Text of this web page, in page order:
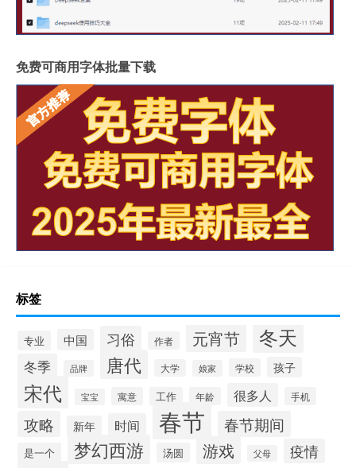
免费可商用字体批量下载
标签
专业 中国 习俗 作者 元宵节 冬天
冬季 品牌 唐代 大学 娘家 学校 孩子
宋代 宝宝 寓意 工作 年龄 很多人 手机
攻略 新年 时间 春节 春节期间
是一个 梦幻西游 汤圆 游戏 父母 疫情